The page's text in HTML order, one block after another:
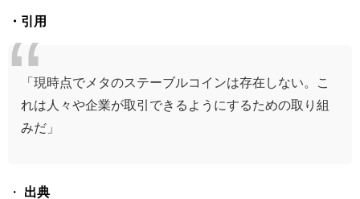
・引用
「現時点でメタのステーブルコインは存在しない。こ
れは人々や企業が取引できるようにするための取り組
みだ」
・ 出典